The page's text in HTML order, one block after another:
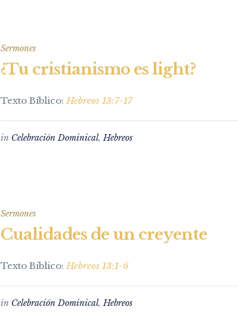
Sermones
¿Tu cristianismo es light?
Texto Bíblico:Hebreos 13:7-17
in Celebración Dominical,Hebreos
Sermones
Cualidades de un creyente
Texto Bíblico: Hebreos 13:1-6
in Celebración Dominical, Hebreos